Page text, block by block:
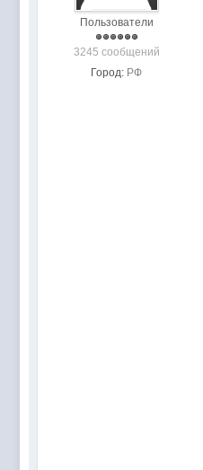
Пользователи
3245 сообщений
Город: РФ